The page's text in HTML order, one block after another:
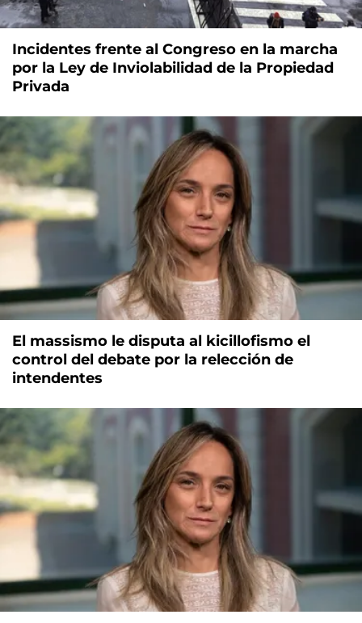
Incidentes frente al Congreso en la marcha
por la Ley de Inviolabilidad de la Propiedad
Privada
El massismo le disputa al kicillofismo el
control del debate por la relección de
intendentes